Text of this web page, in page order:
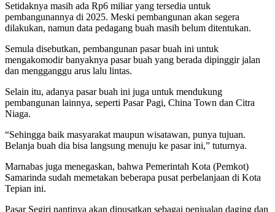
Setidaknya masih ada Rp6 miliar yang tersedia untuk
pembangunannya di 2025. Meski pembangunan akan segera
dilakukan, namun data pedagang buah masih belum ditentukan.
Semula disebutkan, pembangunan pasar buah ini untuk
mengakomodir banyaknya pasar buah yang berada dipinggir jalan
dan mengganggu arus lalu lintas.
Selain itu, adanya pasar buah ini juga untuk mendukung
pembangunan lainnya, seperti Pasar Pagi, China Town dan Citra
Niaga.
“Sehingga baik masyarakat maupun wisatawan, punya tujuan.
Belanja buah dia bisa langsung menuju ke pasar ini,” tuturnya.
Marnabas juga menegaskan, bahwa Pemerintah Kota (Pemkot)
Samarinda sudah memetakan beberapa pusat perbelanjaan di Kota
Tepian ini.
Pasar Segiri nantinya akan dipusatkan sebagai penjualan daging dan